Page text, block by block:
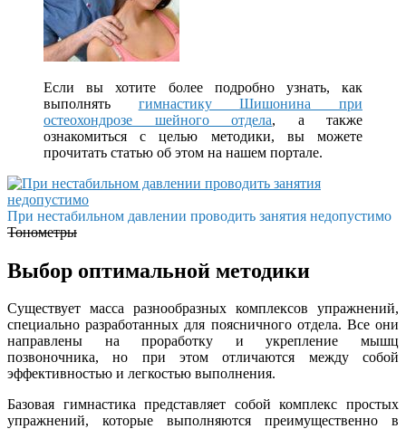
Если вы хотите более подробно узнать, как
выполнять гимнастику Шишонина при
остеохондрозе шейного отдела, а также
ознакомиться с целью методики, вы можете
прочитать статью об этом на нашем портале.
При нестабильном давлении проводить занятия недопустимо
Тонометры
Выбор оптимальной методики
Существует масса разнообразных комплексов упражнений,
специально разработанных для поясничного отдела. Все они
направлены на проработку и укрепление мышц
позвоночника, но при этом отличаются между собой
эффективностью и легкостью выполнения.
Базовая гимнастика представляет собой комплекс простых
упражнений, которые выполняются преимущественно в